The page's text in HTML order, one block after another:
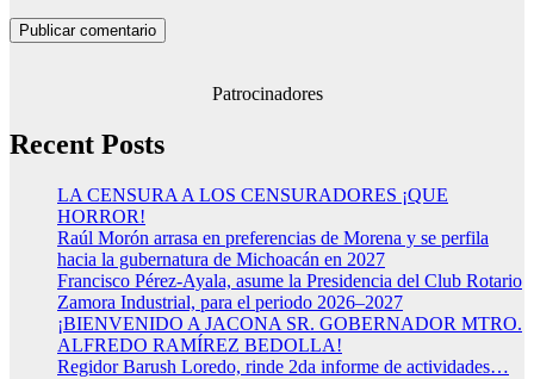
Patrocinadores
Recent Posts
LA CENSURA A LOS CENSURADORES ¡QUE
HORROR!
Raúl Morón arrasa en preferencias de Morena y se perfila
hacia la gubernatura de Michoacán en 2027
Francisco Pérez-Ayala, asume la Presidencia del Club Rotario
Zamora Industrial, para el periodo 2026–2027
¡BIENVENIDO A JACONA SR. GOBERNADOR MTRO.
ALFREDO RAMÍREZ BEDOLLA!
Regidor Barush Loredo, rinde 2da informe de actividades…